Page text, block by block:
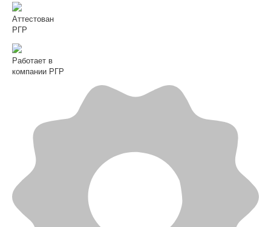
Аттестован
РГР
Работает в
компании РГР